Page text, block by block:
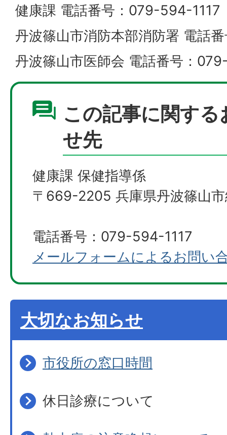
健康課 電話番号：079-594-1117
丹波篠山市消防本部消防署 電話
丹波篠山市医師会 電話番号：
この記事に関する
せ先
健康課 保健指導係
〒669-2205 兵庫県丹波篠山
電話番号：079-594-1117
メールフォームによるお問い
大切なお知らせ
市役所の窓口時間
休日診療について